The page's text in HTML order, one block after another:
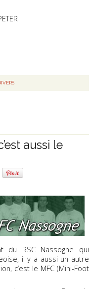
aussi le
du RSC Nassogne qui
il y a aussi un autre
c’est le MFC (Mini-Foot